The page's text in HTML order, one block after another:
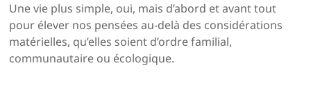
Une vie plus simple, oui, mais d’abord et avant tout
pour élever nos pensées au-delà des considérations
matérielles, qu’elles soient d’ordre familial,
communautaire ou écologique.